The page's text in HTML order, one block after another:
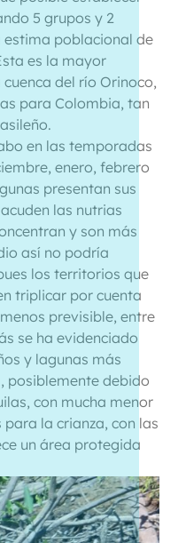
5 grupos y 2
estima poblacional de
es la mayor
del río Orinoco,
para Colombia, tan
en las temporadas
enero, febrero
presentan sus
las nutrias
y son más
así no podría
los territorios que
triplicar por cuenta
previsible, entre
se ha evidenciado
y lagunas más
posiblemente debido
con mucha menor
la crianza, con las
un área protegida